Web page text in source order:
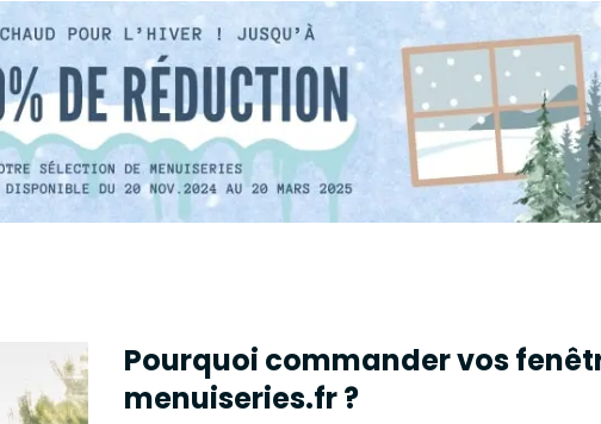
Pourquoi commander vos
menuiseries.fr ?